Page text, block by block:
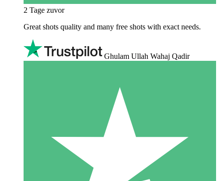
2 Tage zuvor
Great shots quality and many free shots with exact needs.
Ghulam Ullah Wahaj Qadir